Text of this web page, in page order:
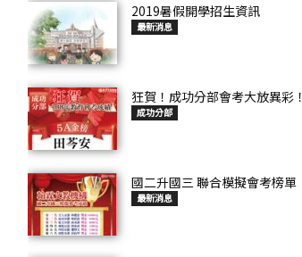
2019暑假開學招生資訊
最新消息
狂賀！成功分部會考大放異彩！
成功分部
國二升國三 聯合模擬會考榜單
最新消息